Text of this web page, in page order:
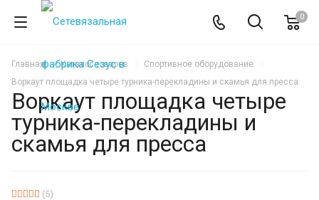
0
Главная Каталог товаров
Спортивное оборудование
Воркаут площадка четыре турника-перекладины и скамья для пресса
Воркаут площадка четыре
турника-перекладины и
скамья для пресса
(5)